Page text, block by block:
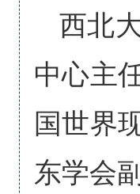
西北
中心主
国世界
东学会